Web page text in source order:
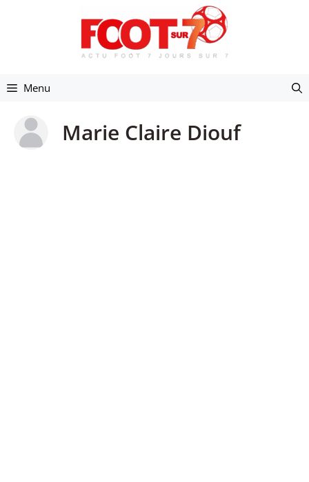
Menu
Marie Claire Diouf